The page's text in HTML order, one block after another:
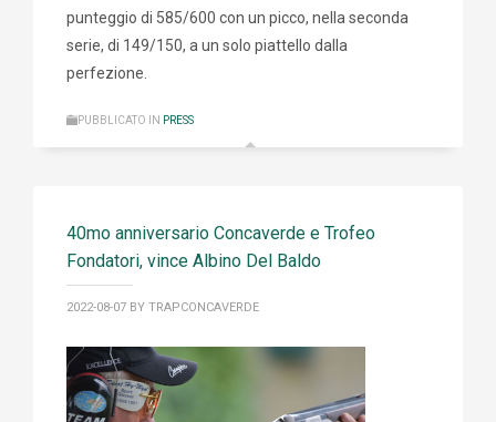
punteggio di 585/600 con un picco, nella seconda
serie, di 149/150, a un solo piattello dalla
perfezione.
PUBBLICATO IN PRESS
40mo anniversario Concaverde e Trofeo
Fondatori, vince Albino Del Baldo
2022-08-07 BY TRAPCONCAVERDE